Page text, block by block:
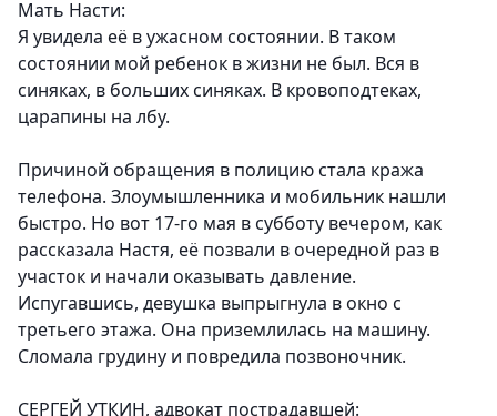
Мать Насти:
Я увидела её в ужасном состоянии. В таком
состоянии мой ребенок в жизни не был. Вся в
синяках, в больших синяках. В кровоподтеках,
царапины на лбу.
Причиной обращения в полицию стала кража
телефона. Злоумышленника и мобильник нашли
быстро. Но вот 17-го мая в субботу вечером, как
рассказала Настя, её позвали в очередной раз в
участок и начали оказывать давление.
Испугавшись, девушка выпрыгнула в окно с
третьего этажа. Она приземлилась на машину.
Сломала грудину и повредила позвоночник.
СЕРГЕЙ УТКИН, адвокат пострадавшей: